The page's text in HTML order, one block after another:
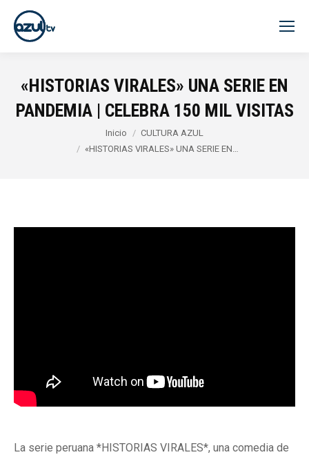
«HISTORIAS VIRALES» UNA SERIE EN
PANDEMIA | CELEBRA 150 MIL VISITAS
Inicio
CULTURA AZUL
«HISTORIAS VIRALES» UNA SERIE EN…
La serie peruana *HISTORIAS VIRALES*, una comedia de